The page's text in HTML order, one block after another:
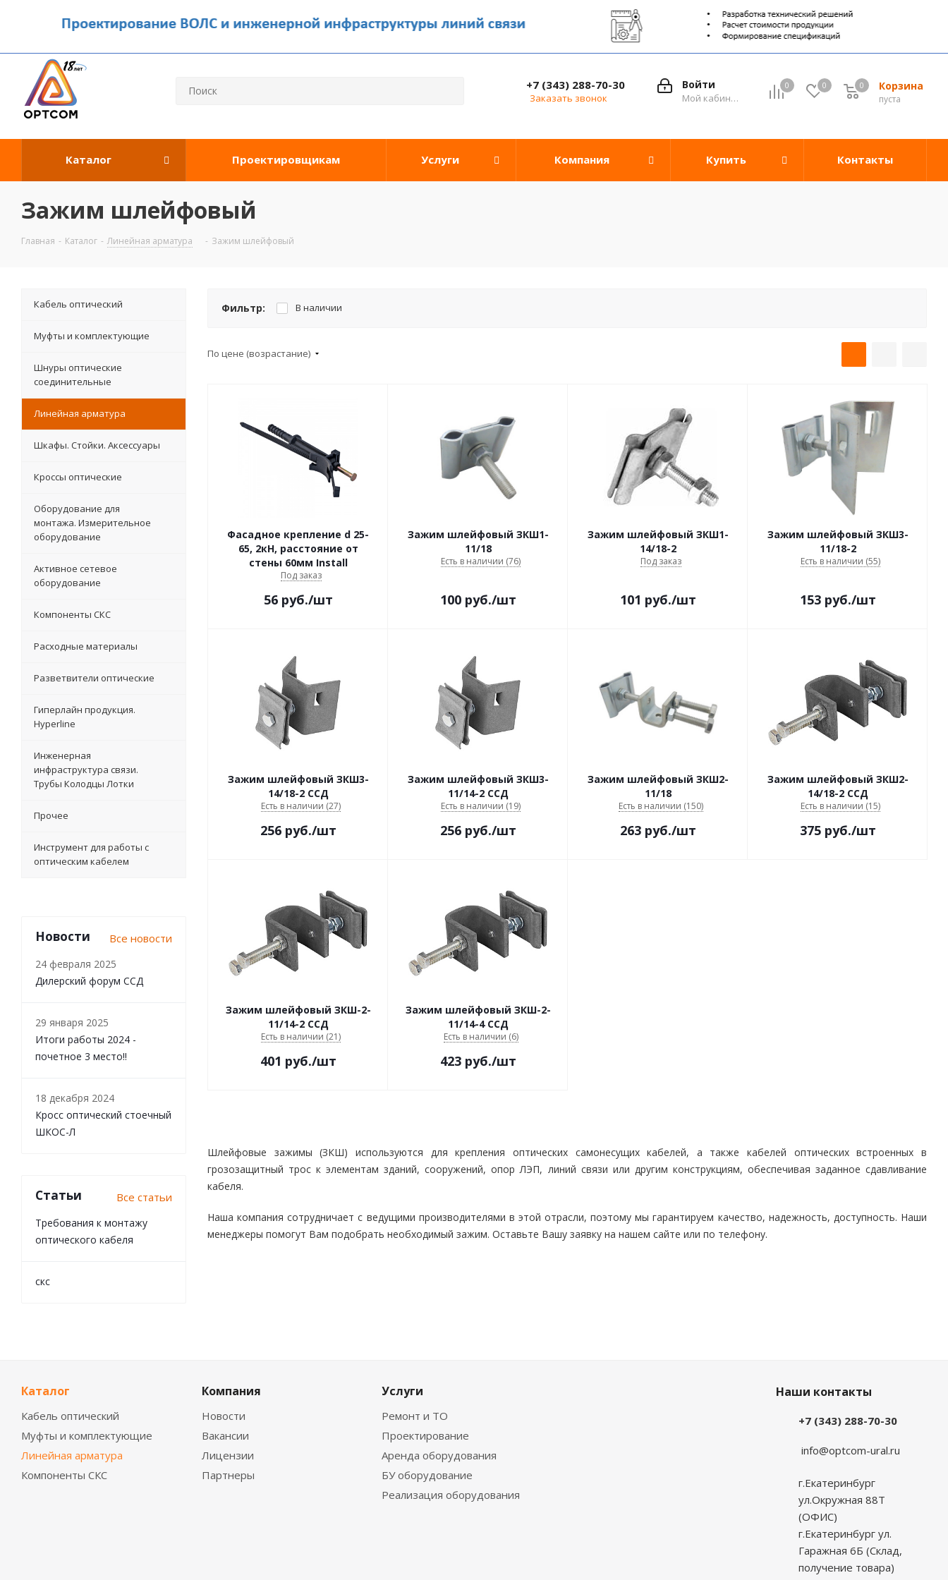
0 0 Корзина
0
пуста
0
Войти
Мой кабинет
+7 (343) 288-70-30
Заказать звонок
Каталог Проектировщикам Услуги Компания Купить Контакты
Зажим шлейфовый
Главная - Каталог - Линейная арматура - Зажим шлейфовый
Фильтр: В наличии
По цене (возрастание)
Фасадное крепление d 25-
65, 2кН, расстояние от
стены 60мм Install
Под заказ
56руб./шт
Зажим шлейфовый ЗКШ1-
11/18
Есть в наличии (76)
100руб./шт
Зажим шлейфовый ЗКШ1-
14/18-2
Под заказ
101 руб./шт
Зажим шлейфовый ЗКШ3-
11/18-2
Есть в наличии (55)
153руб./шт
Зажим шлейфовый ЗКШ3-
14/18-2 ССД
Есть в наличии (27)
256руб./шт
Зажим шлейфовый ЗКШ3-
11/14-2 ССД
Есть в наличии (19)
256руб./шт
Зажим шлейфовый ЗКШ2-
11/18
Есть в наличии (150)
263руб./шт
Зажим шлейфовый ЗКШ2-
14/18-2 ССД
Есть в наличии (15)
375руб./шт
Зажим шлейфовый ЗКШ-2-
11/14-2 ССД
Есть в наличии (21)
401 руб./шт
Зажим шлейфовый ЗКШ-2-
11/14-4 ССД
Есть в наличии (6)
423руб./шт
Шлейфовые зажимы (ЗКШ) используются для крепления оптических самонесущих кабелей, а также кабелей оптических встроенных в
грозозащитный трос к элементам зданий, сооружений, опор ЛЭП, линий связи или другим конструкциям, обеспечивая заданное сдавливание
кабеля.
Наша компания сотрудничает с ведущими производителями в этой отрасли, поэтому мы гарантируем качество, надежность, доступность. Наши
менеджеры помогут Вам подобрать необходимый зажим. Оставьте Вашу заявку на нашем сайте или по телефону.
Кабель оптический
Муфты и комплектующие
Шнуры оптические
соединительные
Линейная арматура
Шкафы. Стойки. Аксесcуары
Кроссы оптические
Оборудование для
монтажа. Измерительное
оборудование
Активное сетевое
оборудование
Компоненты СКС
Расходные материалы
Разветвители оптические
Гиперлайн продукция.
Hyperline
Инженерная
инфраструктура связи.
Трубы Колодцы Лотки
Прочее
Инструмент для работы с
оптическим кабелем
Новости Все новости
24 февраля 2025
Дилерский форум ССД
29 января 2025
Итоги работы 2024 -
почетное 3 место!!
18 декабря 2024
Кросс оптический стоечный
ШКОС-Л
Статьи Все статьи
Требования к монтажу
оптического кабеля
скс
Каталог
Кабель оптический
Муфты и комплектующие
Линейная арматура
Компоненты СКС
Компания
Новости
Вакансии
Лицензии
Партнеры
Услуги
Ремонт и ТО
Проектирование
Аренда оборудования
БУ оборудование
Реализация оборудования
Наши контакты
+7 (343) 288-70-30
info@optcom-ural.ru
г.Екатеринбург
ул.Окружная 88Т
(ОФИС)
г.Екатеринбург ул.
Гаражная 6Б (Склад,
получение товара)